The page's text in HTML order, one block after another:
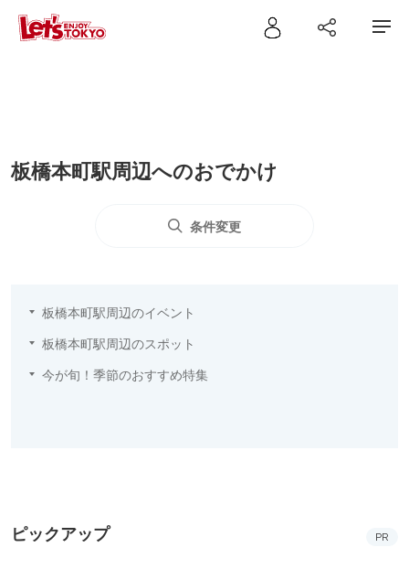
板橋本町駅周辺へのおでかけ
条件変更
板橋本町駅周辺のイベント
板橋本町駅周辺のスポット
今が旬！季節のおすすめ特集
ピックアップ PR